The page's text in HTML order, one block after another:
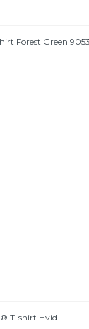
Forest Green
T-shirt Hvid